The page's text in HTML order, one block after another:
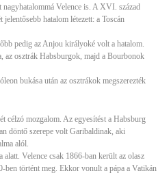
Velence is. A XVI. század
hatalom létezett: a Toscán
pedig az Anjou királyoké volt a hatalom.
az osztrák Habsburgok, majd a Bourbonok
bukása után az osztrákok megszerezték
célzó mozgalom. Az egyesítést a Habsburg
döntő szerepe volt Garibaldinak, aki
alól.
Velence csak 1866-ban került az olasz
ben történt meg. Ekkor vonult a pápa a Vatikán